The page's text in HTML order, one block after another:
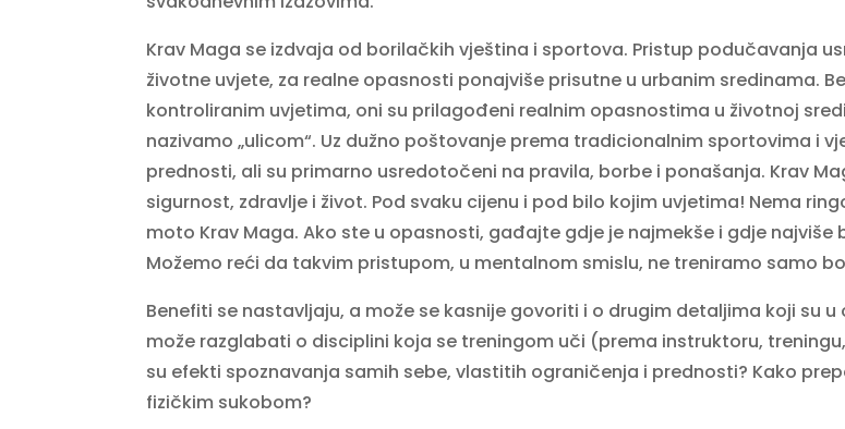
Krav Maga se izdvaja od borilačkih vještina i sportova. Pristup podučavanja
životne uvjete, za realne opasnosti ponajviše prisutne u urbanim sredinama.
kontroliranim uvjetima, oni su prilagođeni realnim opasnostima u životnoj
nazivamo „ulicom“. Uz dužno poštovanje prema tradicionalnim sportovima i
prednosti, ali su primarno usredotočeni na pravila, borbe i ponašanja. Krav
sigurnost, zdravlje i život. Pod svaku cijenu i pod bilo kojim uvjetima! Nema
moto Krav Maga. Ako ste u opasnosti, gađajte gdje je najmekše i gdje
Možemo reći da takvim pristupom, u mentalnom smislu, ne treniramo samo
Benefiti se nastavljaju, a može se kasnije govoriti i o drugim detaljima koji su
može razglabati o disciplini koja se treningom uči (prema instruktoru,
su efekti spoznavanja samih sebe, vlastitih ograničenja i prednosti? Kako
fizičkim sukobom?